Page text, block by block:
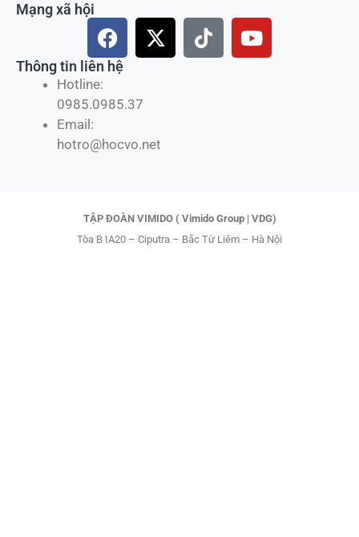
Hotline:
0985.0985.37
Email:
hotro@hocvo.net
Mạng xã hội
F
a
c
b
o
X
-
t
T
i
Y
o
Thông tin liên hệ
TẬP ĐOÀN VIMIDO ( Vimido Group | VDG)
Tòa B IA20 – Ciputra – Bắc Từ Liêm – Hà Nội